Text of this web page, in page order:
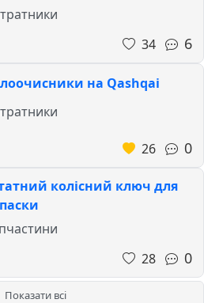
34
6
на Qashqai
26 0
колісний ключ для
28
0
Показати всі